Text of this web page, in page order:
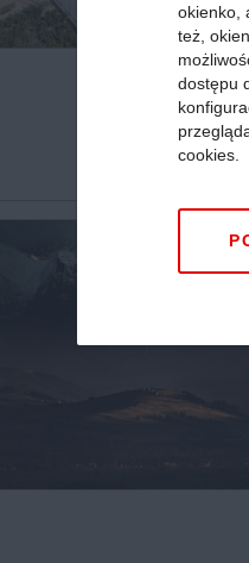
okienko,
też,
dostępu
cookies.